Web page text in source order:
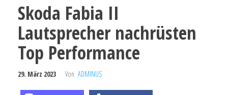
Skoda Fabia II
Lautsprecher nachrüsten
Top Performance
29. März 2023 Von ADMINUS